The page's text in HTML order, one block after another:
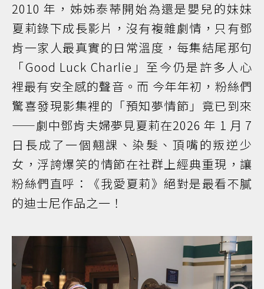
2010 年，姊姊泰蒂開始為還是嬰兒的妹妹
夏莉錄下成長影片，沒有複雜劇情，只有鄧
肯一家人最真實的日常溫度，每集結尾那句
「Good Luck Charlie」至今仍是許多人心
裡最有安全感的聲音。而 今年年初，粉絲們
驚喜發現影集裡的「預知夢情節」竟已到來
——劇中鄧肯夫婦夢見夏莉在2026 年 1 月 7
日長成了一個翹課、染髮、頂嘴的叛逆少
女，浮誇爆笑的情節在社群上經典重現，讓
粉絲們直呼：《我愛夏莉》絕對是最看不膩
的迪士尼作品之一！